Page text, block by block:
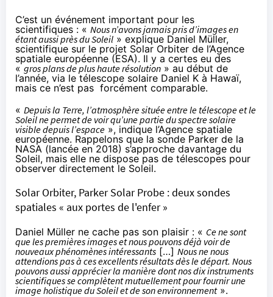
C’est un événement important pour les
scientifiques : « Nous n’avons jamais pris d’images en
étant aussi près du Soleil » explique Daniel Müller,
scientifique sur le projet Solar Orbiter de l’Agence
spatiale européenne (ESA). Il y a certes eu des
«gros plans de plus haute résolution » au début de
l’année, via le télescope solaire Daniel K à Hawaï,
mais ce n’est pas forcément comparable.
« Depuis la Terre, l’atmosphère située entre le télescope et le
Soleil ne permet de voir qu’une partie du spectre solaire
visible depuis l’espace », indique l’Agence spatiale
européenne. Rappelons que la sonde Parker de la
NASA (lancée en 2018) s’approche davantage du
Soleil, mais elle ne dispose pas de télescopes pour
observer directement le Soleil.
Solar Orbiter, Parker Solar Probe : deux sondes
spatiales « aux portes de l'enfer »
Daniel Müller ne cache pas son plaisir : « Ce ne sont
que les premières images et nous pouvons déjà voir de
nouveaux phénomènes intéressants […] Nous ne nous
attendions pas à ces excellents résultats dès le départ. Nous
pouvons aussi apprécier la manière dont nos dix instruments
scientifiques se complètent mutuellement pour fournir une
image holistique du Soleil et de son environnement».